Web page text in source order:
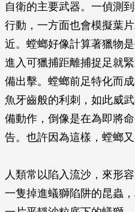
自衛的主要武器。一偵測
行動，一方面也會模擬葉
近。螳螂好像計算著獵物
進入可獵捕距離捕捉足就
備出擊。螳螂前足特化而
魚牙齒般的利刺，如此威
備動作，倒像是在為即將
告。也許因為這樣，螳螂又
人類常以陷入流沙，來形
一隻掉進蟻獅陷阱的昆蟲